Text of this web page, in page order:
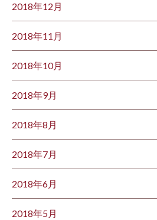
2018年12月
2018年11月
2018年10月
2018年9月
2018年8月
2018年7月
2018年6月
2018年5月